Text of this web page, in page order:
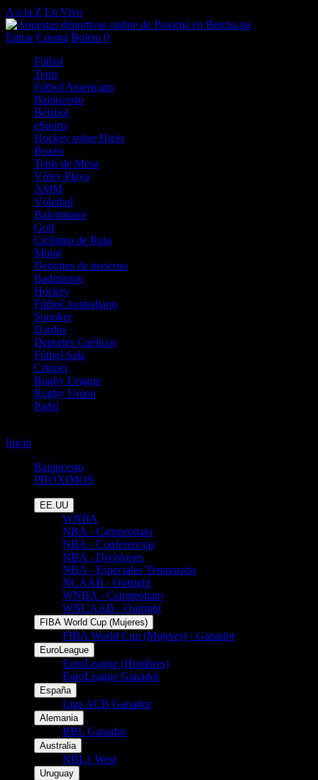
A a la Z En Vivo
Entrar Cuenta Boleto 0
Fútbol
Tenis
Fútbol Americano
Baloncesto
Béisbol
eSports
Hockey sobre Hielo
Boxeo
Tenis de Mesa
Vóley Playa
AMM
Vóleibol
Balonmano
Golf
Ciclismo de Ruta
Motor
Deportes de invierno
Badminton
Hockey
Fútbol Australiano
Snooker
Dardos
Deportes Gaélicos
Fútbol Sala
Críquet
Rugby League
Rugby Union
Padel
Inicio
Baloncesto
PRÓXIMOS
EE.UU
WNBA
NBA - Campeonato
NBA - Conferencias
NBA - Divisiones
NBA - Especiales Temporada
NCAAB - Outright
WNBA - Campeonato
WNCAAB - Outright
FIBA World Cup (Mujeres)
FIBA World Cup (Mujeres) - Ganador
EuroLeague
EuroLeague (Hombres)
EuroLeague Ganador
España
Liga ACB Ganador
Alemania
BBL Ganador
Australia
NBL1 West
Uruguay